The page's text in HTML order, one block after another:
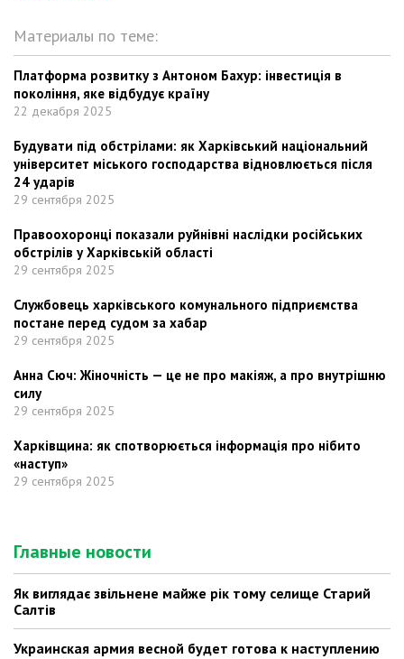
Материалы по теме:
Платформа розвитку з Антоном Бахур: інвестиція в
покоління, яке відбудує країну
22 декабря 2025
Будувати під обстрілами: як Харківський національний
університет міського господарства відновлюється після
24 ударів
29 сентября 2025
Правоохоронці показали руйнівні наслідки російських
обстрілів у Харківській області
29 сентября 2025
Службовець харківського комунального підприємства
постане перед судом за хабар
29 сентября 2025
Анна Сюч: Жіночність — це не про макіяж, а про внутрішню
силу
29 сентября 2025
Харківщина: як спотворюється інформація про нібито
«наступ»
29 сентября 2025
Главные новости
Як виглядає звільнене майже рік тому селище Старий
Салтів
Украинская армия весной будет готова к наступлению